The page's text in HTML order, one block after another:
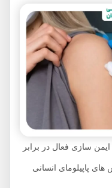
سازی فعال در برابر
انسانی